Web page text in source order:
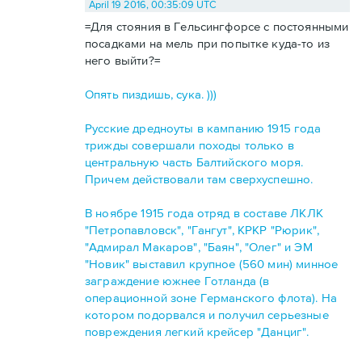
April 19 2016, 00:35:09 UTC
=Для стояния в Гельсингфорсе с постоянными
посадками на мель при попытке куда-то из
него выйти?=
Опять пиздишь, сука. )))
Русские дредноуты в кампанию 1915 года
трижды совершали походы только в
центральную часть Балтийского моря.
Причем действовали там сверхуспешно.
В ноябре 1915 года отряд в составе ЛКЛК
"Петропавловск", "Гангут", КРКР "Рюрик",
"Адмирал Макаров", "Баян", "Олег" и ЭМ
"Новик" выставил крупное (560 мин) минное
заграждение южнее Готланда (в
операционной зоне Германского флота). На
котором подорвался и получил серьезные
повреждения легкий крейсер "Данциг".